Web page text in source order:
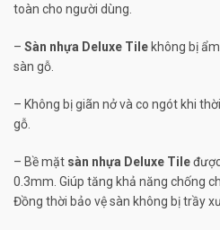
toàn cho người dùng.
– Sàn nhựa Deluxe Tile không bị
sàn gỗ.
– Không bị giãn nở và co ngót khi
gỗ.
– Bề mặt sàn nhựa Deluxe Tile
0.3mm. Giúp tăng khả năng chống
Đồng thời bảo vệ sàn không bị trầy